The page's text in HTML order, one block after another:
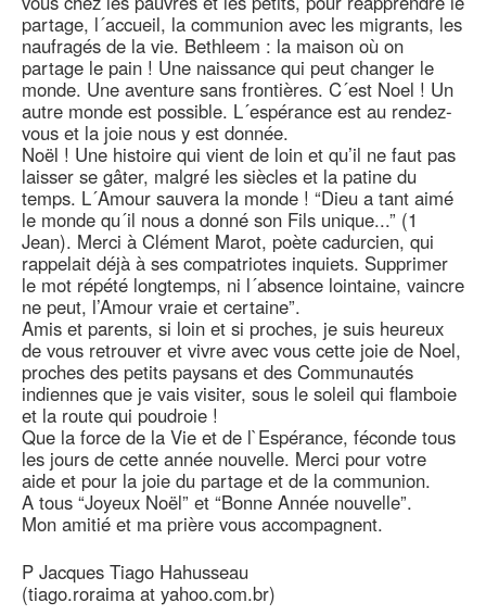
partage, l´accueil, la communion avec les migrants, les
naufragés de la vie. Bethleem : la maison où on
partage le pain ! Une naissance qui peut changer le
monde. Une aventure sans frontières. C´est Noel ! Un
autre monde est possible. L´espérance est au rendez-
vous et la joie nous y est donnée.
Noël ! Une histoire qui vient de loin et qu’il ne faut pas
laisser se gâter, malgré les siècles et la patine du
temps. L´Amour sauvera la monde ! “Dieu a tant aimé
le monde qu´il nous a donné son Fils unique...” (1
Jean). Merci à Clément Marot, poète cadurcien, qui
rappelait déjà à ses compatriotes inquiets. Supprimer
le mot répété longtemps, ni l´absence lointaine, vaincre
ne peut, l’Amour vraie et certaine”.
Amis et parents, si loin et si proches, je suis heureux
de vous retrouver et vivre avec vous cette joie de Noel,
proches des petits paysans et des Communautés
indiennes que je vais visiter, sous le soleil qui flamboie
et la route qui poudroie !
Que la force de la Vie et de l`Espérance, féconde tous
les jours de cette année nouvelle. Merci pour votre
aide et pour la joie du partage et de la communion.
A tous “Joyeux Noël” et “Bonne Année nouvelle”.
Mon amitié et ma prière vous accompagnent.
P Jacques Tiago Hahusseau
(tiago.roraima at yahoo.com.br)